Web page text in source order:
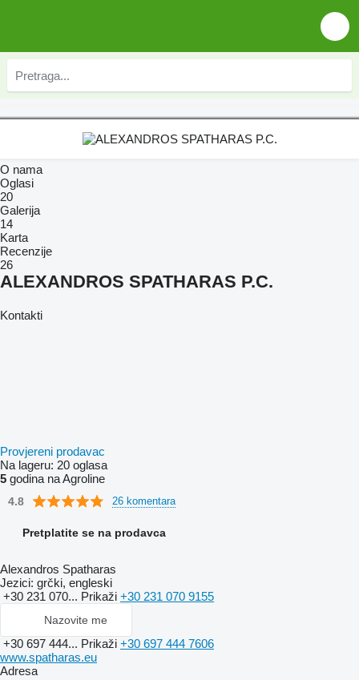
O nama
Oglasi
20
Galerija
14
Karta
Recenzije
26
ALEXANDROS SPATHARAS P.C.
Kontakti
Provjereni prodavac
Na lageru: 20 oglasa
5 godina na Agroline
4.8 26 komentara
Pretplatite se na prodavca
Alexandros Spatharas
Jezici: grčki, engleski
+30 231 070... Prikaži +30 231 070 9155
Nazovite me
+30 697 444... Prikaži +30 697 444 7606
www.spatharas.eu
Adresa